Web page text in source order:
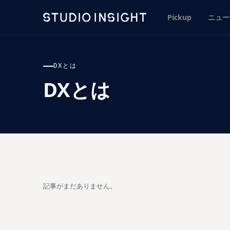
Pickup ニュ
DXとは
DXとは
記事がまだありません。